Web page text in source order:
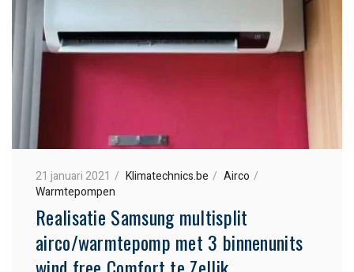
21 januari 2021 Klimatechnics.be
Airco
Warmtepompen
Realisatie Samsung multisplit
airco/warmtepomp met 3 binnenunits